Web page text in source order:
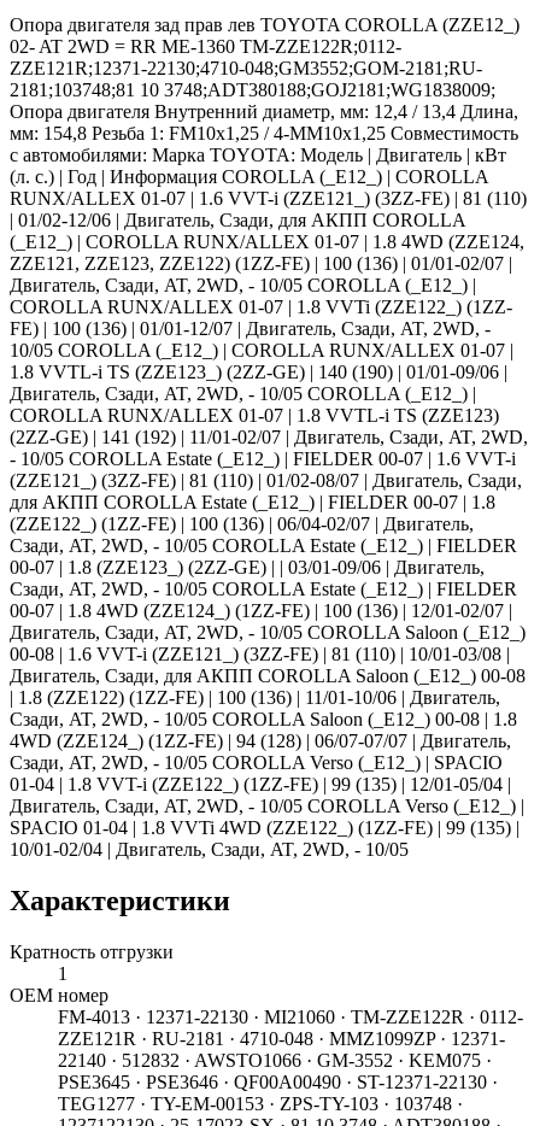
Опора двигателя зад прав лев TOYOTA COROLLA (ZZE12_)
02- AT 2WD = RR ME-1360 TM-ZZE122R;0112-
ZZE121R;12371-22130;4710-048;GM3552;GOM-2181;RU-
2181;103748;81 10 3748;ADT380188;GOJ2181;WG1838009;
Опора двигателя Внутренний диаметр, мм: 12,4 / 13,4 Длина,
мм: 154,8 Резьба 1: FM10x1,25 / 4-MM10x1,25 Совместимость
с автомобилями: Марка TOYOTA: Модель | Двигатель | кВт
(л. с.) | Год | Информация COROLLA (_E12_) | COROLLA
RUNX/ALLEX 01-07 | 1.6 VVT-i (ZZE121_) (3ZZ-FE) | 81 (110)
| 01/02-12/06 | Двигатель, Сзади, для АКПП COROLLA
(_E12_) | COROLLA RUNX/ALLEX 01-07 | 1.8 4WD (ZZE124,
ZZE121, ZZE123, ZZE122) (1ZZ-FE) | 100 (136) | 01/01-02/07 |
Двигатель, Сзади, AT, 2WD, - 10/05 COROLLA (_E12_) |
COROLLA RUNX/ALLEX 01-07 | 1.8 VVTi (ZZE122_) (1ZZ-
FE) | 100 (136) | 01/01-12/07 | Двигатель, Сзади, AT, 2WD, -
10/05 COROLLA (_E12_) | COROLLA RUNX/ALLEX 01-07 |
1.8 VVTL-i TS (ZZE123_) (2ZZ-GE) | 140 (190) | 01/01-09/06 |
Двигатель, Сзади, AT, 2WD, - 10/05 COROLLA (_E12_) |
COROLLA RUNX/ALLEX 01-07 | 1.8 VVTL-i TS (ZZE123)
(2ZZ-GE) | 141 (192) | 11/01-02/07 | Двигатель, Сзади, AT, 2WD,
- 10/05 COROLLA Estate (_E12_) | FIELDER 00-07 | 1.6 VVT-i
(ZZE121_) (3ZZ-FE) | 81 (110) | 01/02-08/07 | Двигатель, Сзади,
для АКПП COROLLA Estate (_E12_) | FIELDER 00-07 | 1.8
(ZZE122_) (1ZZ-FE) | 100 (136) | 06/04-02/07 | Двигатель,
Сзади, AT, 2WD, - 10/05 COROLLA Estate (_E12_) | FIELDER
00-07 | 1.8 (ZZE123_) (2ZZ-GE) | | 03/01-09/06 | Двигатель,
Сзади, AT, 2WD, - 10/05 COROLLA Estate (_E12_) | FIELDER
00-07 | 1.8 4WD (ZZE124_) (1ZZ-FE) | 100 (136) | 12/01-02/07 |
Двигатель, Сзади, AT, 2WD, - 10/05 COROLLA Saloon (_E12_)
00-08 | 1.6 VVT-i (ZZE121_) (3ZZ-FE) | 81 (110) | 10/01-03/08 |
Двигатель, Сзади, для АКПП COROLLA Saloon (_E12_) 00-08
| 1.8 (ZZE122) (1ZZ-FE) | 100 (136) | 11/01-10/06 | Двигатель,
Сзади, AT, 2WD, - 10/05 COROLLA Saloon (_E12_) 00-08 | 1.8
4WD (ZZE124_) (1ZZ-FE) | 94 (128) | 06/07-07/07 | Двигатель,
Сзади, AT, 2WD, - 10/05 COROLLA Verso (_E12_) | SPACIO
01-04 | 1.8 VVT-i (ZZE122_) (1ZZ-FE) | 99 (135) | 12/01-05/04 |
Двигатель, Сзади, AT, 2WD, - 10/05 COROLLA Verso (_E12_) |
SPACIO 01-04 | 1.8 VVTi 4WD (ZZE122_) (1ZZ-FE) | 99 (135) |
10/01-02/04 | Двигатель, Сзади, AT, 2WD, - 10/05
Характеристики
Кратность отгрузки
1
ОЕМ номер
FM-4013 · 12371-22130 · MI21060 · TM-ZZE122R · 0112-
ZZE121R · RU-2181 · 4710-048 · MMZ1099ZP · 12371-
22140 · 512832 · AWSTO1066 · GM-3552 · KEM075 ·
PSE3645 · PSE3646 · QF00A00490 · ST-12371-22130 ·
TEG1277 · TY-EM-00153 · ZPS-TY-103 · 103748 ·